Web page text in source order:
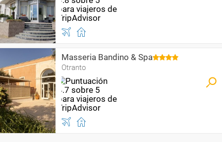
Masseria Bandino & Spa
Otranto